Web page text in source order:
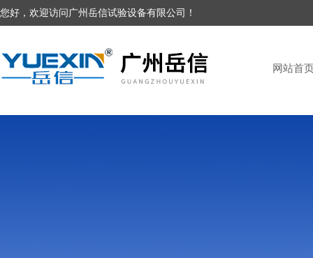
您好，欢迎访问广州岳信试验设备有限公司！
网站首